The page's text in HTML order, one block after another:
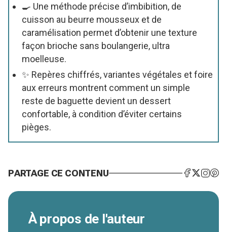
🍳 Une méthode précise d’imbibition, de
cuisson au beurre mousseux et de
caramélisation permet d’obtenir une texture
façon brioche sans boulangerie, ultra
moelleuse.
✨ Repères chiffrés, variantes végétales et foire
aux erreurs montrent comment un simple
reste de baguette devient un dessert
confortable, à condition d’éviter certains
pièges.
PARTAGE CE CONTENU
À propos de l'auteur